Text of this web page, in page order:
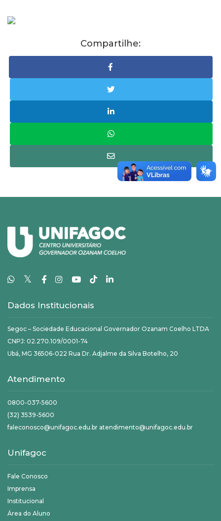
Compartilhe:
𝕏
Dados Institucionais
Segoc – Sociedade Educacional Governador Ozanam Coelho LTDA
CNPJ: 02.270.109/0001-74
Ubá, MG 36506-022 Rua Dr. Adjalme da Silva Botelho, 20
Atendimento
0800-037-5600
(32) 3539-5600
faleconosco@unifagoc.edu.br atendimento@unifagoc.edu.br
Unifagoc
Fale Conosco
Imprensa
Institucional
Área do Aluno